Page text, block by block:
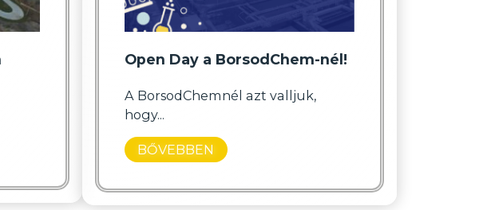
Open Day a BorsodChem-nél!
A BorsodChemnél azt valljuk,
hogy...
BŐVEBBEN